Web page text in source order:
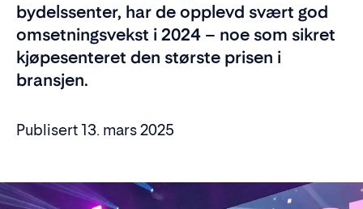
bydelssenter, har de opplevd svært god
omsetningsvekst i 2024 – noe som sikret
kjøpesenteret den største prisen i
bransjen.
Publisert 13. mars 2025